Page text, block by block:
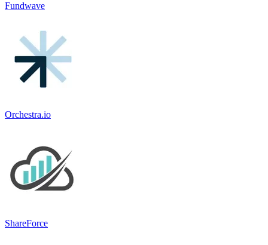
Fundwave
Orchestra.io
ShareForce